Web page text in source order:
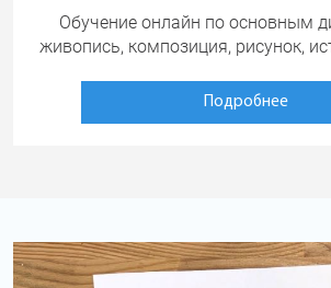
Обучение онлайн по основным
живопись, композиция, рисунок,
Подробнее